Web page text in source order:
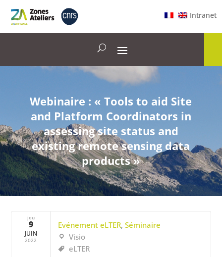
Intranet
Webinaire : « Tools to aid Site
and Platform Coordinators in
assessing site status and
existing remote sensing data
products »
jeu
9
JUIN
2022
Evénement eLTER,Séminaire
Visio
eLTER